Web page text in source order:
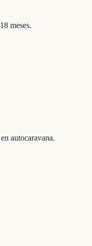
meses.
autocaravana.